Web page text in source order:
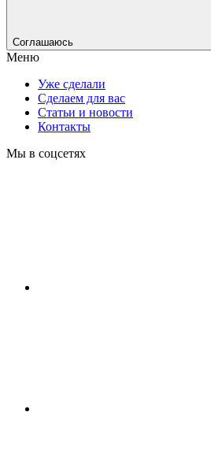
Соглашаюсь
Меню
Уже сделали
Сделаем для вас
Статьи и новости
Контакты
Мы в соцсетях